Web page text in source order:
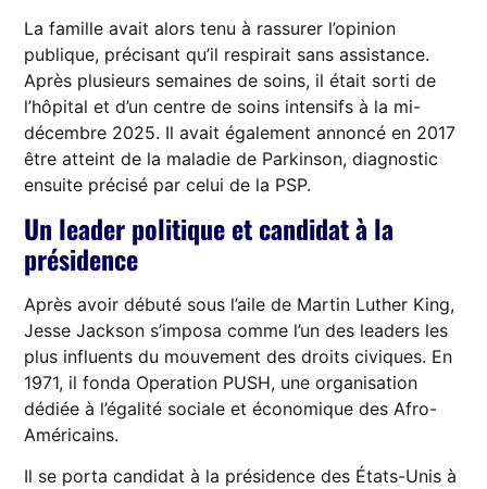
La famille avait alors tenu à rassurer l’opinion
publique, précisant qu’il respirait sans assistance.
Après plusieurs semaines de soins, il était sorti de
l’hôpital et d’un centre de soins intensifs à la mi-
décembre 2025. Il avait également annoncé en 2017
être atteint de la maladie de Parkinson, diagnostic
ensuite précisé par celui de la PSP.
Un leader politique et candidat à la
présidence
Après avoir débuté sous l’aile de Martin Luther King,
Jesse Jackson s’imposa comme l’un des leaders les
plus influents du mouvement des droits civiques. En
1971, il fonda Operation PUSH, une organisation
dédiée à l’égalité sociale et économique des Afro-
Américains.
Il se porta candidat à la présidence des États-Unis à